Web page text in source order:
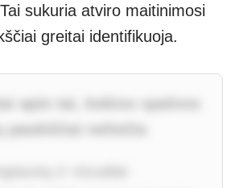
sukuria atviro maitinimosi
greitai identifikuoja.
apie tai, kokios spalvos
paukščiai neliečia